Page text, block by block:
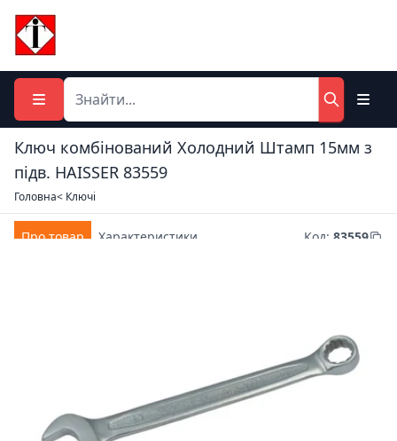
Ключ комбiнований Холодний Штамп 15мм з
підв. HAISSER 83559
Головна< Ключі
Про товар Характеристики Код: 83559